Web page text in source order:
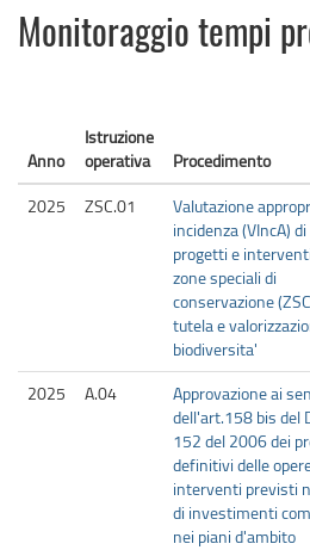
Monitoraggio tempi
Anno
Istruzione
operativa
Procedimento
2025
ZSC.01
Valutazione
incidenza (VIncA)
progetti e
zone speciali di
conservazione
tutela e
biodiversita'
2025 A.04
Approvazione ai
dell'art.158 bis del
152 del 2006 dei
definitivi delle
interventi previsti
di investimenti
nei piani d'ambito